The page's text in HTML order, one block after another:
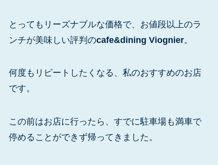
とってもリーズナブルな価格で、お値段以上のラ
ンチが美味しい評判のcafe&dining Viognier。
何度もリピートしたくなる、私のおすすめのお店
です。
この前はお店に行ったら、すでに駐車場も満車で
停めることができず帰ってきました。